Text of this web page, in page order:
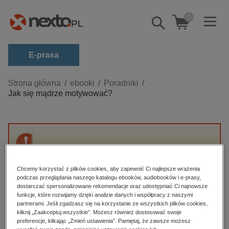
Pokaż/schowaj
wyszukiwarkę
0
E-prasa
Kategorie
Zobacz wszystkie E-prasa
budownictwo, aranżacja wnętrz
dzienniki
edukacja
hobby, sport, rozrywka
komputery, internet, technologie, informatyka
Strona główna ebooki
Poradniki
Jak się mądrze motywować?
Przepraszamy, ale produkt „Jak się mądrze
High-contrast mode
Polecane
Chcemy korzystać z plików cookies, aby zapewnić Ci najlepsze wrażenia
podczas przeglądania naszego katalogu ebooków, audiobooków i e-prasy,
dostarczać spersonalizowane rekomendacje oraz udostępniać Ci najnowsze
funkcje, które rozwijamy dzięki analizie danych i współpracy z naszymi
partnerami. Jeśli zgadzasz się na korzystanie ze wszystkich plików cookies,
kliknij „Zaakceptuj wszystkie”. Możesz również dostosować swoje
preferencje, klikając „Zmień ustawienia”. Pamiętaj, że zawsze możesz